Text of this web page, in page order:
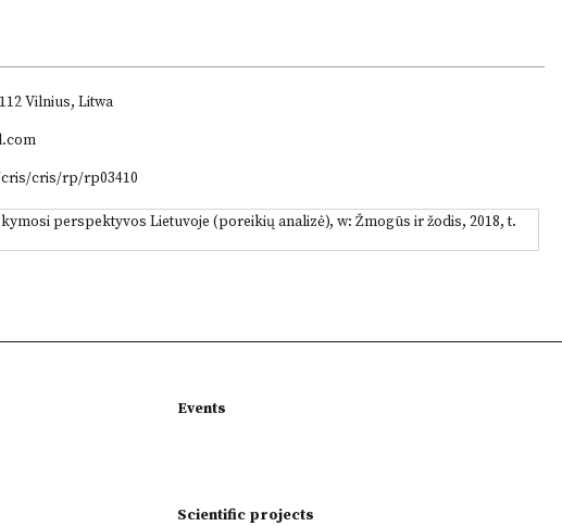
Vilnius, Litwa
cris/rp/rp03410
perspektyvos Lietuvoje (poreikių analizė), w: Žmogūs ir žodis, 2018, t.
Events
Scientific projects